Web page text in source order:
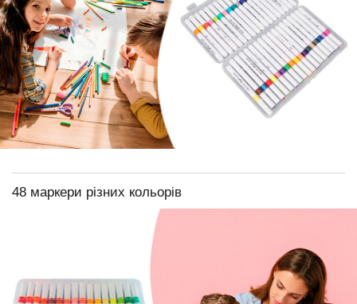
48 маркери різних кольорів